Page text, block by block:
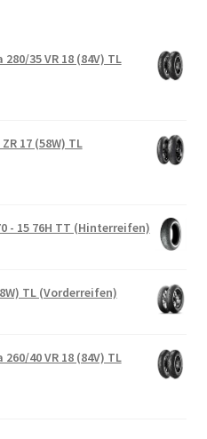
35 VR 18 (84V) TL
17 (58W) TL
- 15 76H TT (Hinterreifen)
TL (Vorderreifen)
40 VR 18 (84V) TL